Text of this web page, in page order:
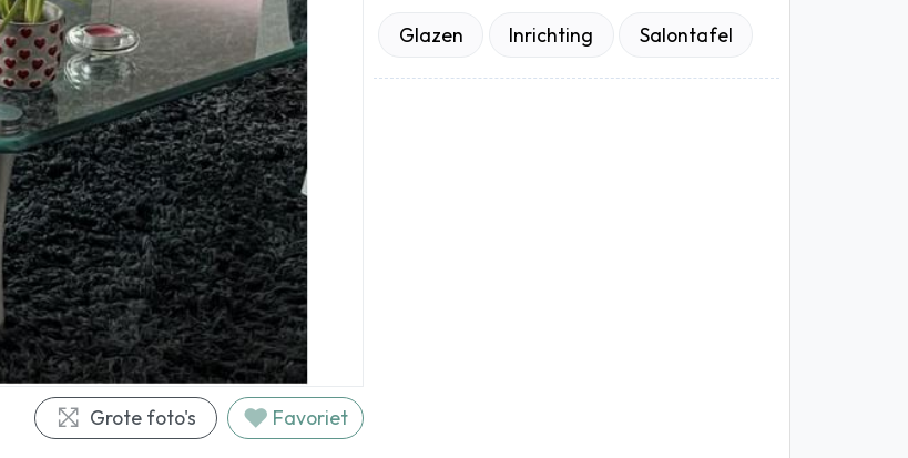
Favoriet
Grote foto's
Glazen Inrichting Salontafel